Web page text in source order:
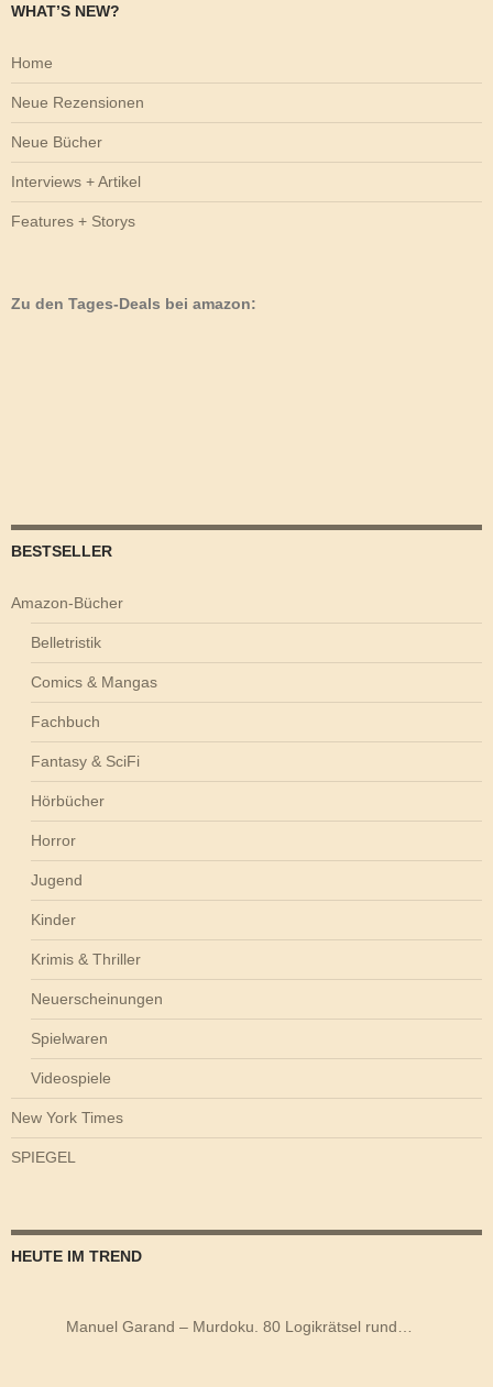
WHAT’S NEW?
Home
Neue Rezensionen
Neue Bücher
Interviews + Artikel
Features + Storys
Zu den Tages-Deals bei amazon:
BESTSELLER
Amazon-Bücher
Belletristik
Comics & Mangas
Fachbuch
Fantasy & SciFi
Hörbücher
Horror
Jugend
Kinder
Krimis & Thriller
Neuerscheinungen
Spielwaren
Videospiele
New York Times
SPIEGEL
HEUTE IM TREND
Manuel Garand – Murdoku. 80 Logikrätsel rund…